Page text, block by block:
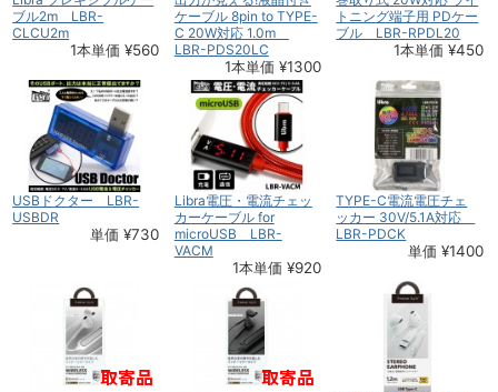
ブル2m LBR-
CLCU2m
1本単価 ¥560
ケーブル 8pin to TYPE-
C 20W対応 1.0m
LBR-PDS20LC
1本単価 ¥1300
トニング端子用 PDケー
ブル LBR-RPDL20
1本単価 ¥450
USBドクター LBR-
USBDR
単価 ¥730
Libra電圧・電流チェッ
カーケーブル for
microUSB LBR-
VACM
1本単価 ¥920
TYPE-C電流電圧チェ
ッカー 30V/5.1A対応
LBR-PDCK
単価 ¥1400